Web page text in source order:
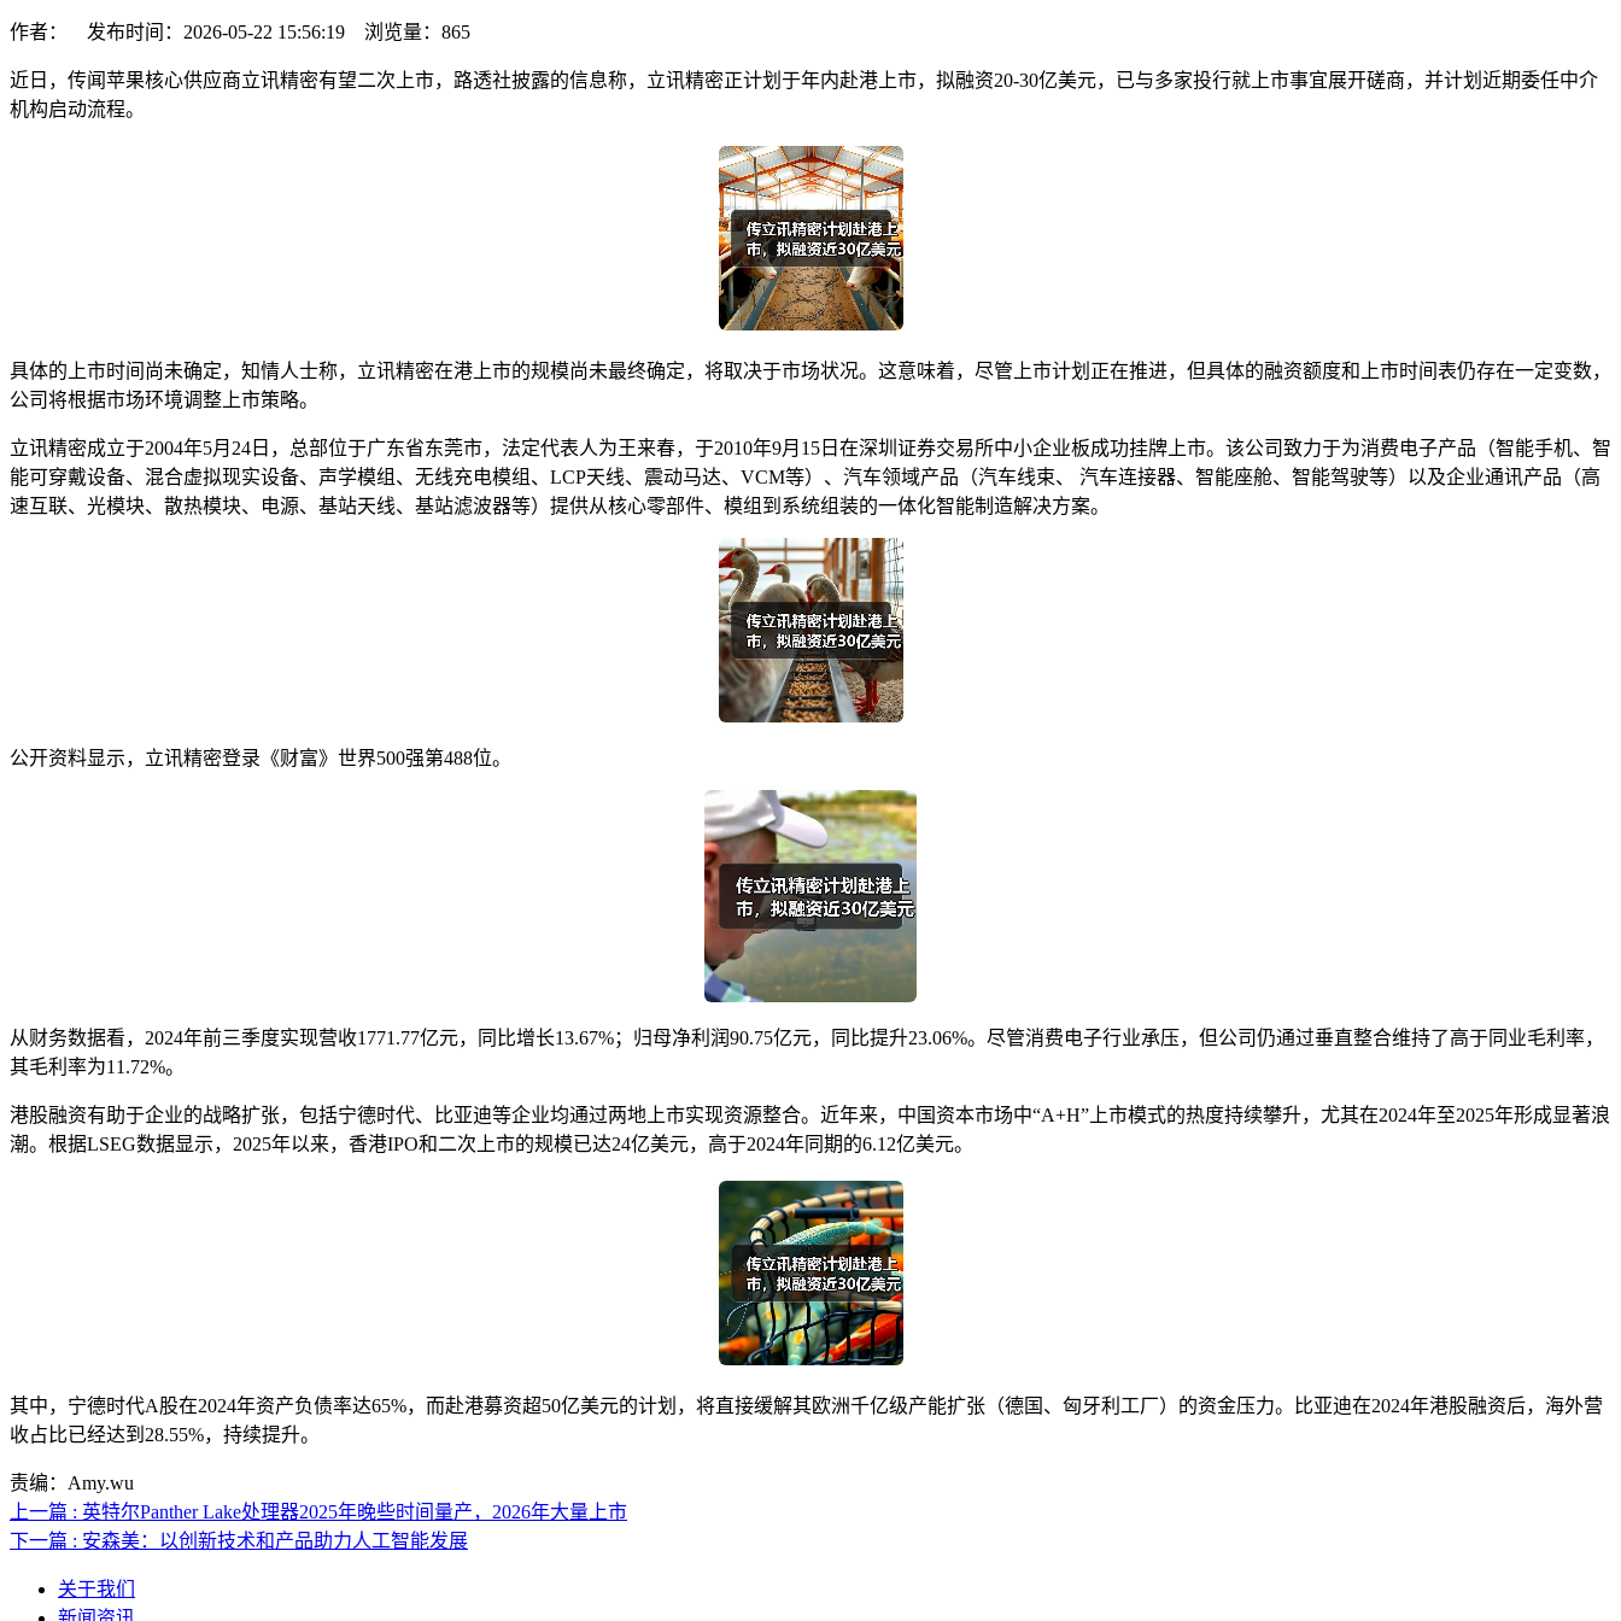
作者： 发布时间：2026-05-22 15:56:19 浏览量： 865
近日，传闻苹果核心供应商立讯精密有望二次上市，路透社披露的信息称，立讯精密正计划于年内赴港上市，拟融资20-30亿美元，已与多家投行就上市事宜展开磋商，并计划近期委任中介
机构启动流程。
具体的上市时间尚未确定，知情人士称，立讯精密在港上市的规模尚未最终确定，将取决于市场状况。这意味着，尽管上市计划正在推进，但具体的融资额度和上市时间表仍存在一定变数，
公司将根据市场环境调整上市策略。
立讯精密成立于2004年5月24日，总部位于广东省东莞市，法定代表人为王来春，于2010年9月15日在深圳证券交易所中小企业板成功挂牌上市。该公司致力于为消费电子产品（智能手机、智
能可穿戴设备、混合虚拟现实设备、声学模组、无线充电模组、LCP天线、震动马达、VCM等）、汽车领域产品（汽车线束、 汽车连接器、智能座舱、智能驾驶等）以及企业通讯产品（高
速互联、光模块、散热模块、电源、基站天线、基站滤波器等）提供从核心零部件、模组到系统组装的一体化智能制造解决方案。
公开资料显示，立讯精密登录《财富》世界500强第488位。
从财务数据看，2024年前三季度实现营收1771.77亿元，同比增长13.67%；归母净利润90.75亿元，同比提升23.06%。尽管消费电子行业承压，但公司仍通过垂直整合维持了高于同业毛利率，
其毛利率为11.72%。
港股融资有助于企业的战略扩张，包括宁德时代、比亚迪等企业均通过两地上市实现资源整合。近年来，中国资本市场中“A+H”上市模式的热度持续攀升，尤其在2024年至2025年形成显著浪
潮。根据LSEG数据显示，2025年以来，香港IPO和二次上市的规模已达24亿美元，高于2024年同期的6.12亿美元。
其中，宁德时代A股在2024年资产负债率达65%，而赴港募资超50亿美元的计划，将直接缓解其欧洲千亿级产能扩张（德国、匈牙利工厂）的资金压力。比亚迪在2024年港股融资后，海外营
收占比已经达到28.55%，持续提升。
责编：Amy.wu
上一篇 : 英特尔Panther Lake处理器2025年晚些时间量产，2026年大量上市
下一篇 : 安森美：以创新技术和产品助力人工智能发展
关于我们